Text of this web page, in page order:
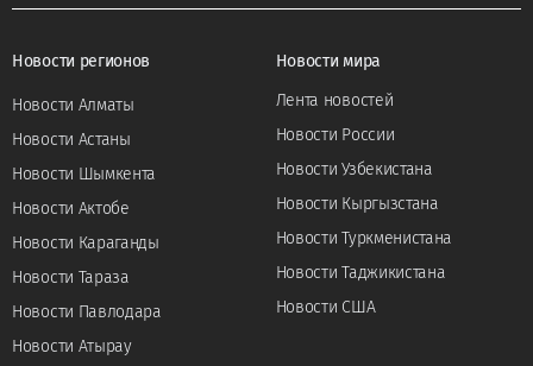
Новости регионов
Новости Алматы
Новости Астаны
Новости Шымкента
Новости Актобе
Новости Караганды
Новости Тараза
Новости Павлодара
Новости Атырау
Новости мира
Лента новостей
Новости России
Новости Узбекистана
Новости Кыргызстана
Новости Туркменистана
Новости Таджикистана
Новости США